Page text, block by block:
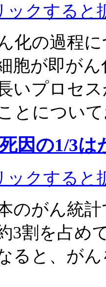
化の過程
胞が即が
いプロセ
とについ
因の1/3は
のがん統
3割を占め
ると、が